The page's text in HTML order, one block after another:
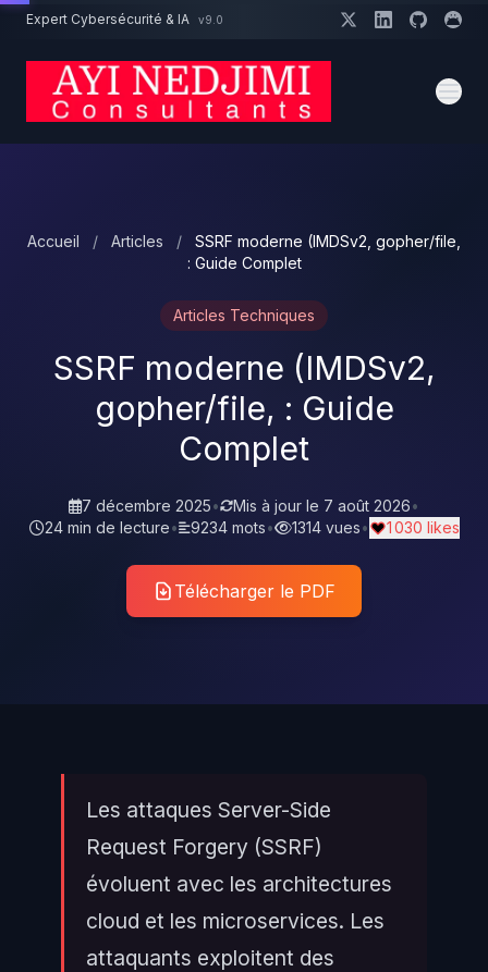
Aller au contenu principal
Expert Cybersécurité & IA v9.0
Accueil / Articles /
SSRF moderne (IMDSv2, gopher/file,
: Guide Complet
Articles Techniques
SSRF moderne (IMDSv2,
gopher/file, : Guide
Complet
7 décembre 2025• Mis à jour le 7 août 2026•
24 min de lecture• 9234 mots• 1314 vues• 1 030 likes
Télécharger le PDF
Les attaques Server-Side
Request Forgery (SSRF)
évoluent avec les architectures
cloud et les microservices. Les
attaquants exploitent des
Un projet cybersécurité ?